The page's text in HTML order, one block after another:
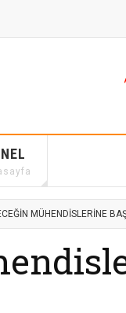
MÜHENDISLERINE